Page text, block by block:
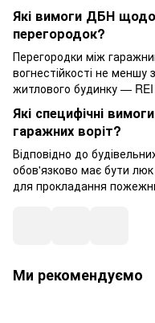
Які вимоги ДБН щодо
перегородок?
Перегородки між
вогнестійкості не меншу
житлового будинку —
Які специфічні
гаражних воріт?
Відповідно до
обов'язково має бути
для прокладання
Ми рекомендуємо